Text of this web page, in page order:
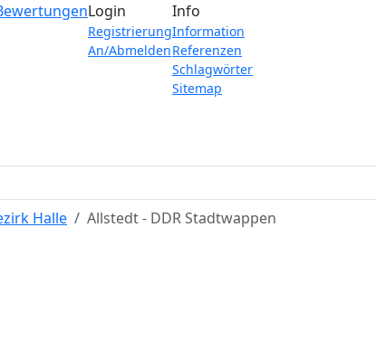
Login
Registrierung
An/Abmelden
Info
Information
Referenzen
Schlagwörter
Sitemap
Halle Allstedt - DDR Stadtwappen